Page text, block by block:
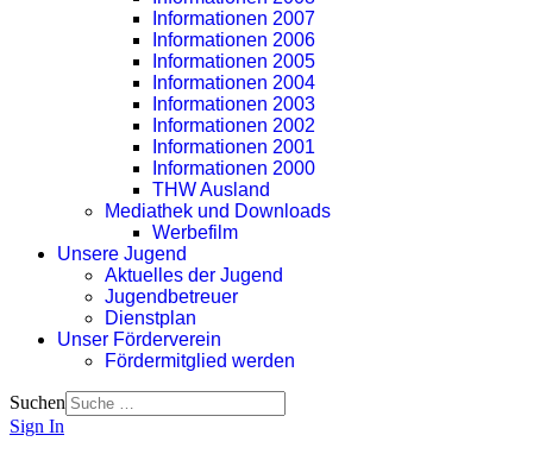
Informationen 2007
Informationen 2006
Informationen 2005
Informationen 2004
Informationen 2003
Informationen 2002
Informationen 2001
Informationen 2000
THW Ausland
Mediathek und Downloads
Werbefilm
Unsere Jugend
Aktuelles der Jugend
Jugendbetreuer
Dienstplan
Unser Förderverein
Fördermitglied werden
Suchen
Sign In